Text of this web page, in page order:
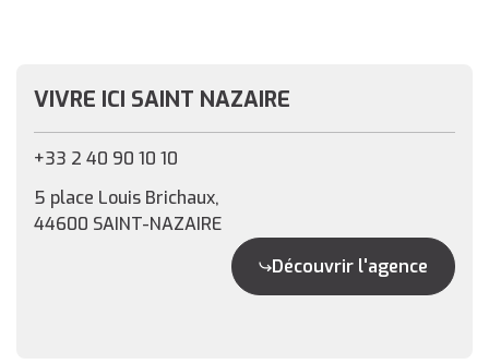
VIVRE ICI SAINT NAZAIRE
+33 2 40 90 10 10
5 place Louis Brichaux,
44600 SAINT-NAZAIRE
Découvrir l'agence